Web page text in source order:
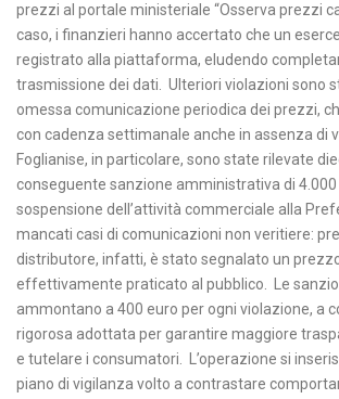
prezzi al portale ministeriale “Osserva prezzi
caso, i finanzieri hanno accertato che un
registrato alla piattaforma, eludendo
trasmissione dei dati. Ulteriori violazioni sono
omessa comunicazione periodica dei prezzi,
con cadenza settimanale anche in assenza di
Foglianise, in particolare, sono state rilevate
conseguente sanzione amministrativa di
sospensione dell’attività commerciale alla
mancati casi di comunicazioni non veritiere:
distributore, infatti, è stato segnalato un
effettivamente praticato al pubblico. Le
ammontano a 400 euro per ogni violazione, a
rigorosa adottata per garantire maggiore
e tutelare i consumatori. L’operazione si
piano di vigilanza volto a contrastare